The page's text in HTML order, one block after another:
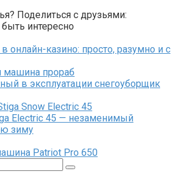
Поделиться с друзьями:
интересно
онлайн-казино: просто, разумно и с
в эксплуатации снегоуборщик
Electric 45 — незаменимый
зиму
Рatriot Pro 650